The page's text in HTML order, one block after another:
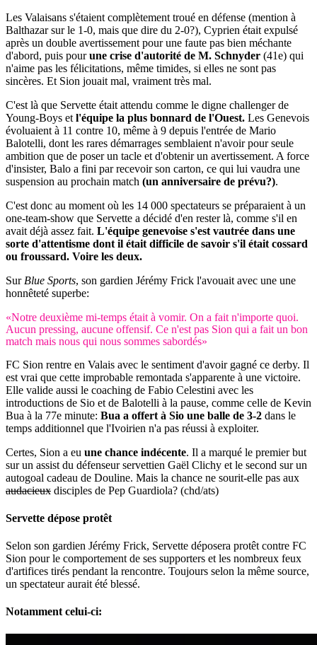
Les Valaisans s'étaient complètement troué en défense (mention à
Balthazar sur le 1-0, mais que dire du 2-0?), Cyprien était expulsé
après un double avertissement pour une faute pas bien méchante
d'abord, puis pourune crise d'autorité de M. Schnyder (41e) qui
n'aime pas les félicitations, même timides, si elles ne sont pas
sincères. Et Sion jouait mal, vraiment très mal.
C'est là que Servette était attendu comme le digne challenger de
Young-Boys et l'équipe la plus bonnard de l'Ouest. Les Genevois
évoluaient à 11 contre 10, même à 9 depuis l'entrée de Mario
Balotelli, dont les rares démarrages semblaient n'avoir pour seule
ambition que de poser un tacle et d'obtenir un avertissement. A force
d'insister, Balo a fini par recevoir son carton, ce qui lui vaudra une
suspension au prochain match (un anniversaire de prévu?).
C'est donc au moment où les 14 000 spectateurs se préparaient à un
one-team-show que Servette a décidé d'en rester là, comme s'il en
avait déjà assez fait. L'équipe genevoise s'est vautrée dans une
sorte d'attentisme dont il était difficile de savoir s'il était cossard
ou froussard. Voire les deux.
Sur Blue Sports, son gardien Jérémy Frick l'avouait avec une une
honnêteté superbe:
«Notre deuxième mi-temps était à vomir. On a fait n'importe quoi.
Aucun pressing, aucune offensif. Ce n'est pas Sion qui a fait un bon
match mais nous qui nous sommes sabordés»
FC Sion rentre en Valais avec le sentiment d'avoir gagné ce derby. Il
est vrai que cette improbable remontada s'apparente à une victoire.
Elle valide aussi le coaching de Fabio Celestini avec les
introductions de Sio et de Balotelli à la pause, comme celle de Kevin
Bua à la 77e minute: Bua a offert à Sio une balle de 3-2 dans le
temps additionnel que l'Ivoirien n'a pas réussi à exploiter.
Certes, Sion a eu une chance indécente. Il a marqué le premier but
sur un assist du défenseur servettien Gaël Clichy et le second sur un
autogoal cadeau de Douline. Mais la chance ne sourit-elle pas aux
audacieux disciples de Pep Guardiola? (chd/ats)
Servette dépose protêt
Selon son gardien Jérémy Frick, Servette déposera protêt contre FC
Sion pour le comportement de ses supporters et les nombreux feux
d'artifices tirés pendant la rencontre. Toujours selon la même source,
un spectateur aurait été blessé.
Notamment celui-ci: